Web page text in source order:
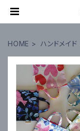
HOME ハンドメイド